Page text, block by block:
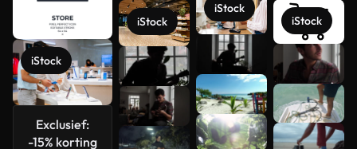
iStock
Exclusief:
-15% korting
iStock
iStock
iStock
Meer
bekijken